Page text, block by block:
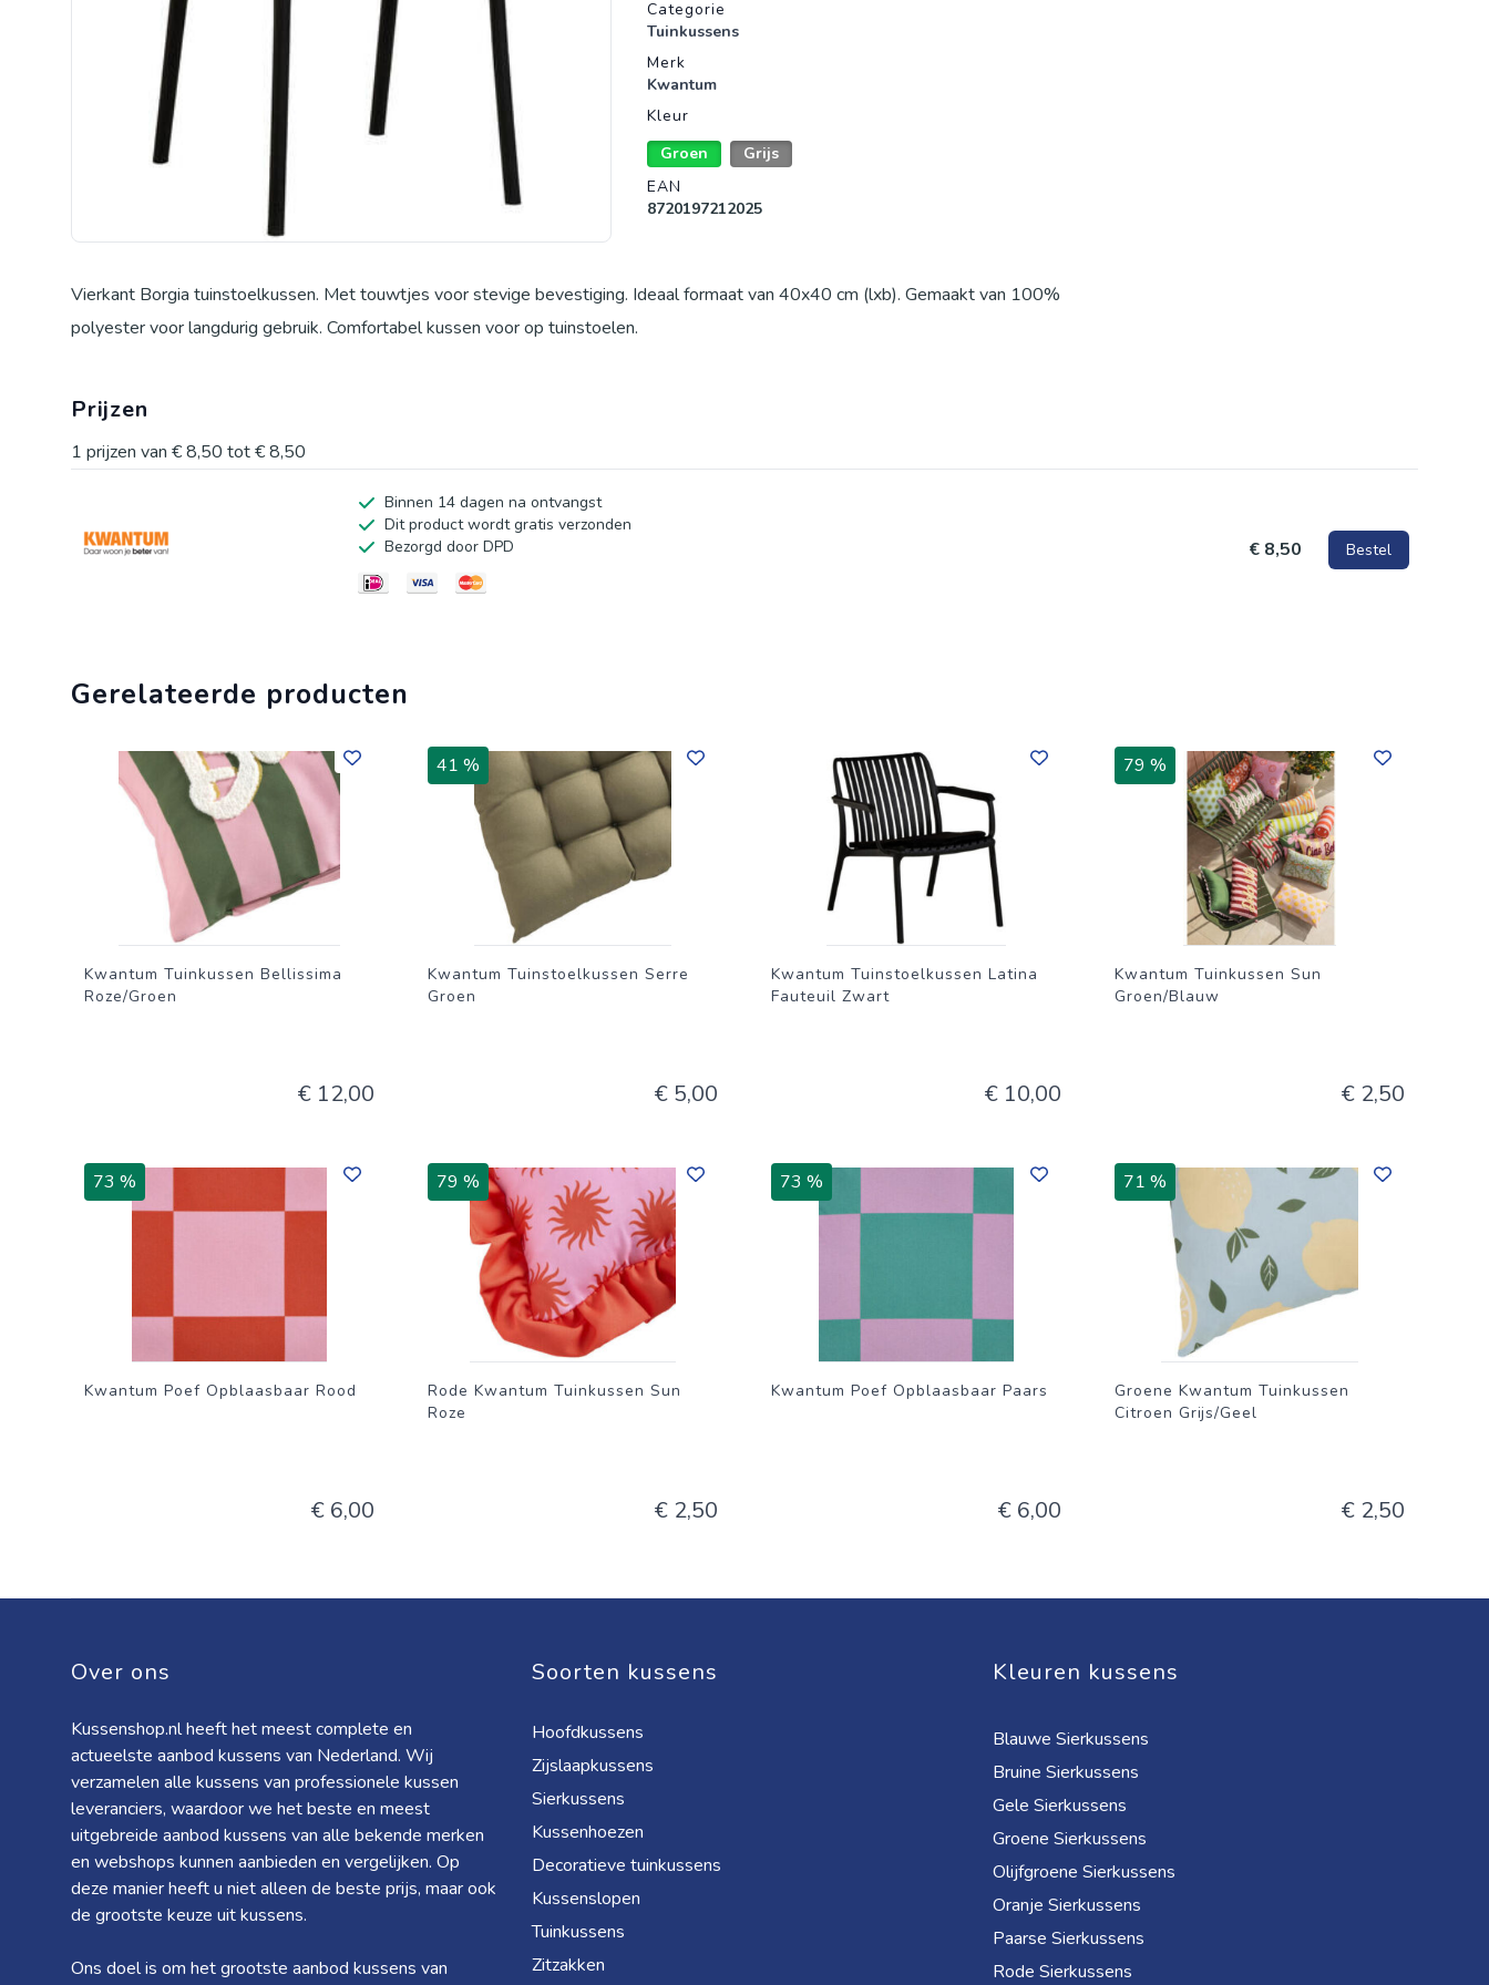
Categorie
Tuinkussens
Merk
Kwantum
Kleur
Groen
Grijs
EAN
8720197212025
Vierkant Borgia tuinstoelkussen. Met touwtjes voor stevige bevestiging. Ideaal formaat van 40x40 cm (lxb). Gemaakt van 100%
polyester voor langdurig gebruik. Comfortabel kussen voor op tuinstoelen.
Prijzen
1 prijzen van € 8,50 tot€ 8,50
Binnen 14 dagen na ontvangst
Dit product wordt gratis verzonden
Bezorgd door DPD
€ 8,50 Bestel
Gerelateerde producten
Kwantum Tuinkussen Bellissima
Roze/Groen
€ 12,00
41 %
Kwantum Tuinstoelkussen Serre
Groen
€ 5,00
Kwantum Tuinstoelkussen Latina
Fauteuil Zwart
€ 10,00
79 %
Kwantum Tuinkussen Sun
Groen/Blauw
€ 2,50
73 %
Kwantum Poef Opblaasbaar Rood
€ 6,00
79 %
Rode Kwantum Tuinkussen Sun
Roze
€ 2,50
73 %
Kwantum Poef Opblaasbaar Paars
€ 6,00
71 %
Groene Kwantum Tuinkussen
Citroen Grijs/Geel
€ 2,50
Over ons
Kussenshop.nl heeft het meest complete en
actueelste aanbod kussens van Nederland. Wij
verzamelen alle kussens van professionele kussen
leveranciers, waardoor we het beste en meest
uitgebreide aanbod kussens van alle bekende merken
en webshops kunnen aanbieden en vergelijken. Op
deze manier heeft u niet alleen de beste prijs, maar ook
de grootste keuze uit kussens.
Ons doel is om het grootste aanbod kussens van
Soorten kussens
Hoofdkussens
Zijslaapkussens
Sierkussens
Kussenhoezen
Decoratieve tuinkussens
Kussenslopen
Tuinkussens
Zitzakken
Kleuren kussens
Blauwe Sierkussens
Bruine Sierkussens
Gele Sierkussens
Groene Sierkussens
Olijfgroene Sierkussens
Oranje Sierkussens
Paarse Sierkussens
Rode Sierkussens